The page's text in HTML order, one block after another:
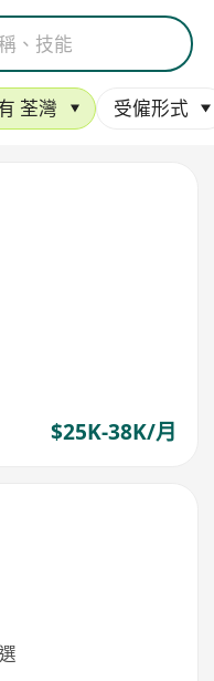
荃灣 受僱形式
$25K-38K/月